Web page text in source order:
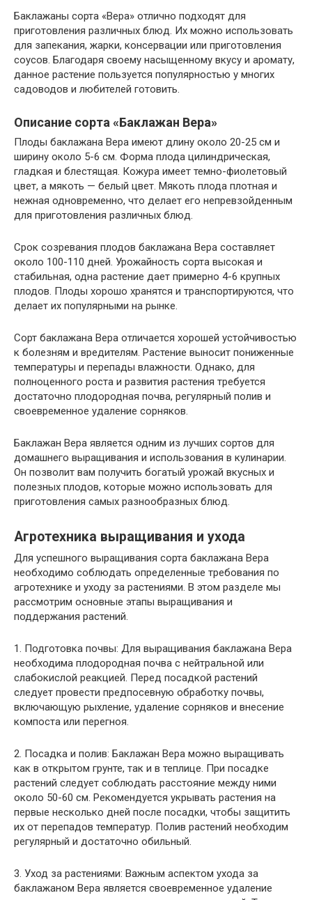
Баклажаны сорта «Вера» отлично подходят для
приготовления различных блюд. Их можно использовать
для запекания, жарки, консервации или приготовления
соусов. Благодаря своему насыщенному вкусу и аромату,
данное растение пользуется популярностью у многих
садоводов и любителей готовить.
Описание сорта «Баклажан Вера»
Плоды баклажана Вера имеют длину около 20-25 см и
ширину около 5-6 см. Форма плода цилиндрическая,
гладкая и блестящая. Кожура имеет темно-фиолетовый
цвет, а мякоть — белый цвет. Мякоть плода плотная и
нежная одновременно, что делает его непревзойденным
для приготовления различных блюд.
Срок созревания плодов баклажана Вера составляет
около 100-110 дней. Урожайность сорта высокая и
стабильная, одна растение дает примерно 4-6 крупных
плодов. Плоды хорошо хранятся и транспортируются, что
делает их популярными на рынке.
Сорт баклажана Вера отличается хорошей устойчивостью
к болезням и вредителям. Растение выносит пониженные
температуры и перепады влажности. Однако, для
полноценного роста и развития растения требуется
достаточно плодородная почва, регулярный полив и
своевременное удаление сорняков.
Баклажан Вера является одним из лучших сортов для
домашнего выращивания и использования в кулинарии.
Он позволит вам получить богатый урожай вкусных и
полезных плодов, которые можно использовать для
приготовления самых разнообразных блюд.
Агротехника выращивания и ухода
Для успешного выращивания сорта баклажана Вера
необходимо соблюдать определенные требования по
агротехнике и уходу за растениями. В этом разделе мы
рассмотрим основные этапы выращивания и
поддержания растений.
1. Подготовка почвы: Для выращивания баклажана Вера
необходима плодородная почва с нейтральной или
слабокислой реакцией. Перед посадкой растений
следует провести предпосевную обработку почвы,
включающую рыхление, удаление сорняков и внесение
компоста или перегноя.
2. Посадка и полив: Баклажан Вера можно выращивать
как в открытом грунте, так и в теплице. При посадке
растений следует соблюдать расстояние между ними
около 50-60 см. Рекомендуется укрывать растения на
первые несколько дней после посадки, чтобы защитить
их от перепадов температур. Полив растений необходим
регулярный и достаточно обильный.
3. Уход за растениями: Важным аспектом ухода за
баклажаном Вера является своевременное удаление